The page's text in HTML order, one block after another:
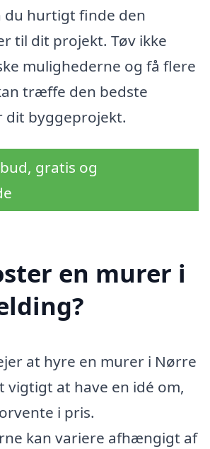
hurtigt finde den
til dit projekt. Tøv ikke
mulighederne og få flere
træffe den bedste
dit byggeprojekt.
gratis og
en murer i
at hyre en murer i Nørre
vigtigt at have en idé om,
i pris.
kan variere afhængigt af